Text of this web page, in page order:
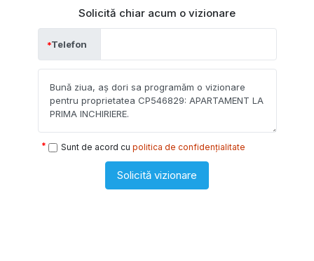
Solicită chiar acum o vizionare
Telefon
Sunt de acord cu politica de confidențialitate
Solicită vizionare